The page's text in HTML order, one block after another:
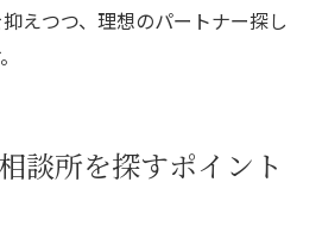
えつつ、理想のパートナー探し
談所を探すポイント